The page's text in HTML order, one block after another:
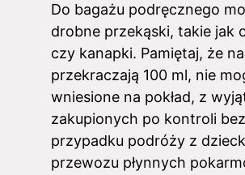
Do bagażu podręcznego
drobne przekąski, takie jak
czy kanapki. Pamiętaj, że
przekraczają 100 ml, nie
wniesione na pokład, z
zakupionych po kontroli
przypadku podróży z
przewozu płynnych